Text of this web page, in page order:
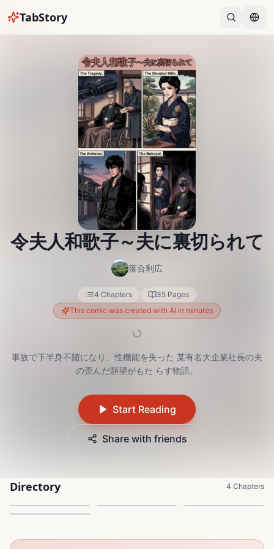
TabStory
令夫人和歌子～夫に裏切られて
落合利広
4 Chapters
35 Pages
This comic was created with AI in minutes
事故で下半身不随になり、性機能を失った 某有名大企業社長の夫
の歪んだ願望がもた らす物語。
Start Reading
Share with friends
Directory 4 Chapters
1
謎の客人 ３．乱れる社長夫人
４．黒幕の影、陥落
7 Pages